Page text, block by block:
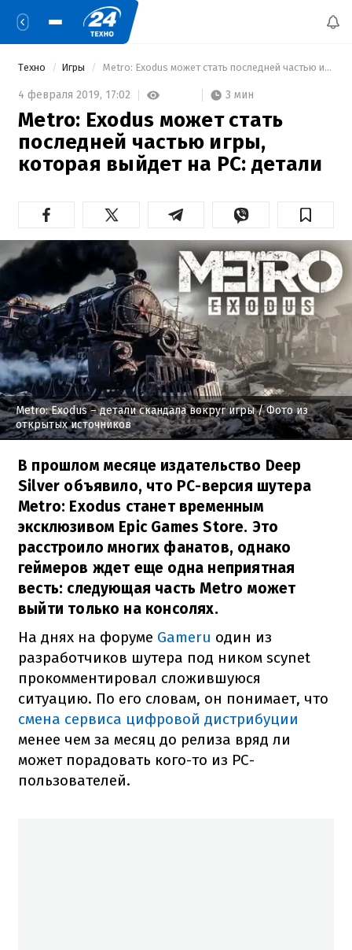
Техно Игры Metro: Exodus может стать последней частью игры, которая выйдет на PC: детали
4 февраля 2019, 17:02 3 мин
Metro: Exodus может стать
последней частью игры,
которая выйдет на PC: детали
Metro: Exodus – детали скандала вокруг игры/ Фото из
открытых источников
В прошлом месяце издательство Deep
Silver объявило, что PC-версия шутера
Metro: Exodus станет временным
эксклюзивом Epic Games Store. Это
расстроило многих фанатов, однако
геймеров ждет еще одна неприятная
весть: следующая часть Metro может
выйти только на консолях.
На днях на форуме Gameru один из
разработчиков шутера под ником scynet
прокомментировал сложившуюся
ситуацию. По его словам, он понимает, что
смена сервиса цифровой дистрибуции
менее чем за месяц до релиза вряд ли
может порадовать кого-то из PC-
пользователей.